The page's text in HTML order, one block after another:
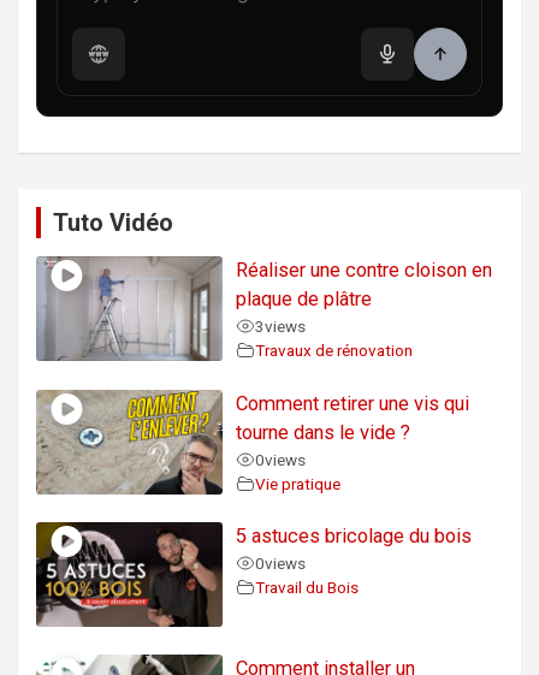
Tuto Vidéo
Réaliser une contre cloison en
plaque de plâtre
3views
Travaux de rénovation
Comment retirer une vis qui
tourne dans le vide ?
0views
Vie pratique
5 astuces bricolage du bois
0views
Travail du Bois
Comment installer un